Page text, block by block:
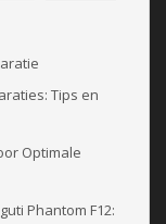
Tips en
Optimale
Phantom F12: